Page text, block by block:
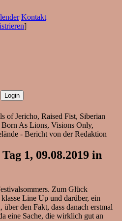
Kontakt
]
of Jericho, Raised Fist, Siberian
As Lions, Visions Only,
- Bericht von der Redaktion
1, 09.08.2019 in
Zum Glück
Line Up und darüber, ein
den Fakt, dass danach erstmal
eine Sache, die wirklich gut an